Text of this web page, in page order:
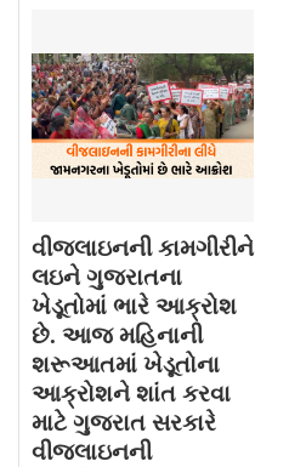
વીજલાઇનની કામગીરીને
લઇને ગુજરાતના
ખેડૂતોમાં ભારે આક્રોશ
છે. આજ મહિનાની
શરૂઆતમાં ખેડૂતોના
આક્રોશને શાંત કરવા
માટે ગુજરાત સરકારે
વીજલાઇનની